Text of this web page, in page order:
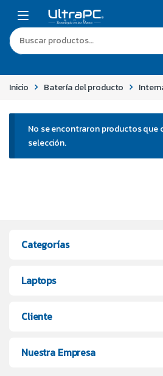
Inicio Batería del producto
No se encontraron productos que
selección.
Categorías
Laptops
Cliente
Nuestra Empresa